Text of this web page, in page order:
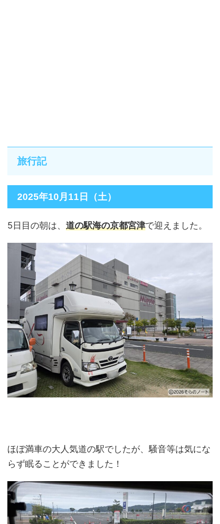
旅行記
2025年10月11日（土）
5日目の朝は、 道の駅海の京都宮津で迎えました。
ほぼ満車の大人気道の駅でしたが、騒音等は気にな
らず眠ることができました！